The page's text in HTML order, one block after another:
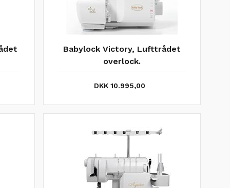
Babylock Victory, Lufttrådet
overlock.
DKK 10.995,00